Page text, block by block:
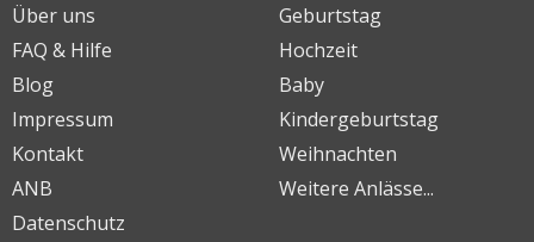
Über uns
FAQ & Hilfe
Blog
Impressum
Kontakt
ANB
Datenschutz
Geburtstag
Hochzeit
Baby
Kindergeburtstag
Weihnachten
Weitere Anlässe...